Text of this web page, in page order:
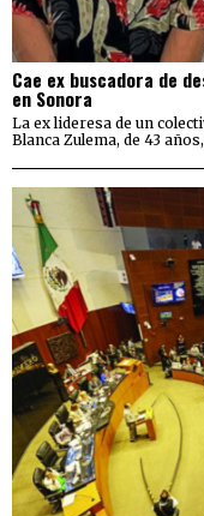
Cae ex buscadora de
en Sonora
La ex lideresa de un
Blanca Zulema, de 43